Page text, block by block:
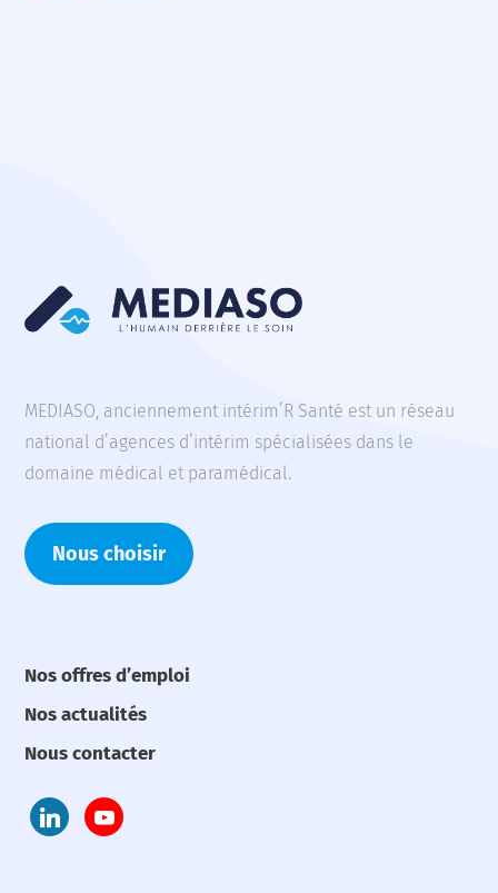
MEDIASO, anciennement intérim’R Santé est un réseau
national d’agences d’intérim spécialisées dans le
domaine médical et paramédical.
Nous choisir
Nos offres d’emploi
Nos actualités
Nous contacter